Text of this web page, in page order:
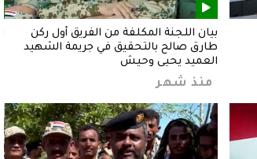
بيان اللجنة المكلفة من الفريق أول ركن
طارق صالح بالتحقيق في جريمة الشهيد
العميد يحيى وحيش
منذ شهر